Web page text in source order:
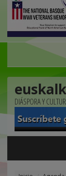
DIÁSPORA Y